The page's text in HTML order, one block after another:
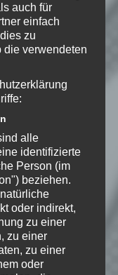
via E-
auch für
einfach
zu
die verwendeten
alle
identifizierte
Person (im
beziehen.
oder indirekt,
zu einer
zu einer
zu einer
oder